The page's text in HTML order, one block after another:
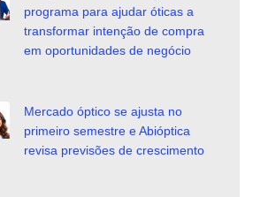
programa para ajudar óticas a
transformar intenção de compra
em oportunidades de negócio
Mercado óptico se ajusta no
primeiro semestre e Abióptica
revisa previsões de crescimento